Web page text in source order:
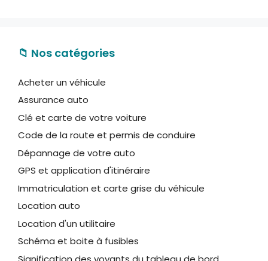
📁 Nos catégories
Acheter un véhicule
Assurance auto
Clé et carte de votre voiture
Code de la route et permis de conduire
Dépannage de votre auto
GPS et application d'itinéraire
Immatriculation et carte grise du véhicule
Location auto
Location d'un utilitaire
Schéma et boite à fusibles